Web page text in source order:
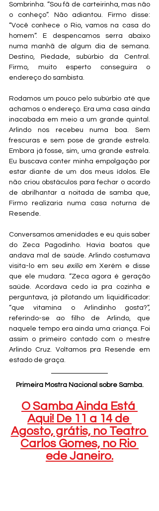
Sombrinha. “Sou fã de carteirinha, mas não
o conheço”. Não adiantou. Firmo disse:
“Você conhece o Rio, vamos na casa do
homem”. E despencamos serra abaixo
numa manhã de algum dia de semana.
Destino, Piedade, subúrbio da Central.
Firmo, muito esperto conseguira o
endereço do sambista.
Rodamos um pouco pelo subúrbio até que
achamos o endereço. Era uma casa ainda
inacabada em meio a um grande quintal.
Arlindo nos recebeu numa boa. Sem
frescuras e sem pose de grande estrela.
Embora já fosse, sim, uma grande estrela.
Eu buscava conter minha empolgação por
estar diante de um dos meus ídolos. Ele
não criou obstáculos para fechar o acordo
de abrilhantar a noitada de samba que,
Firmo realizaria numa casa noturna de
Resende.
Conversamos amenidades e eu quis saber
do Zeca Pagodinho. Havia boatos que
andava mal de saúde. Arlindo costumava
visita-lo em seu exílio em Xerém e disse
que ele mudara. “Zeca agora é geração
saúde. Acordava cedo ia pra cozinha e
perguntava, já pilotando um liquidificador:
“que vitamina o Arlindinho gosta?”,
referindo-se ao filho de Arlindo, que
naquele tempo era ainda uma criança. Foi
assim o primeiro contado com o mestre
Arlindo Cruz. Voltamos pra Resende em
estado de graça.
Primeira Mostra Nacional sobre Samba.
O Samba Ainda Está
Aqui! De 11 a 14 de
Agosto, grátis, no Teatro
Carlos Gomes, no Rio
ede Janeiro.